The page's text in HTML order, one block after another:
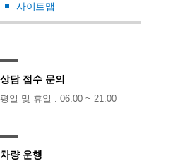
사이트맵
상담 접수 문의
평일 및 휴일 : 06:00 ~ 21:00
차량 운행